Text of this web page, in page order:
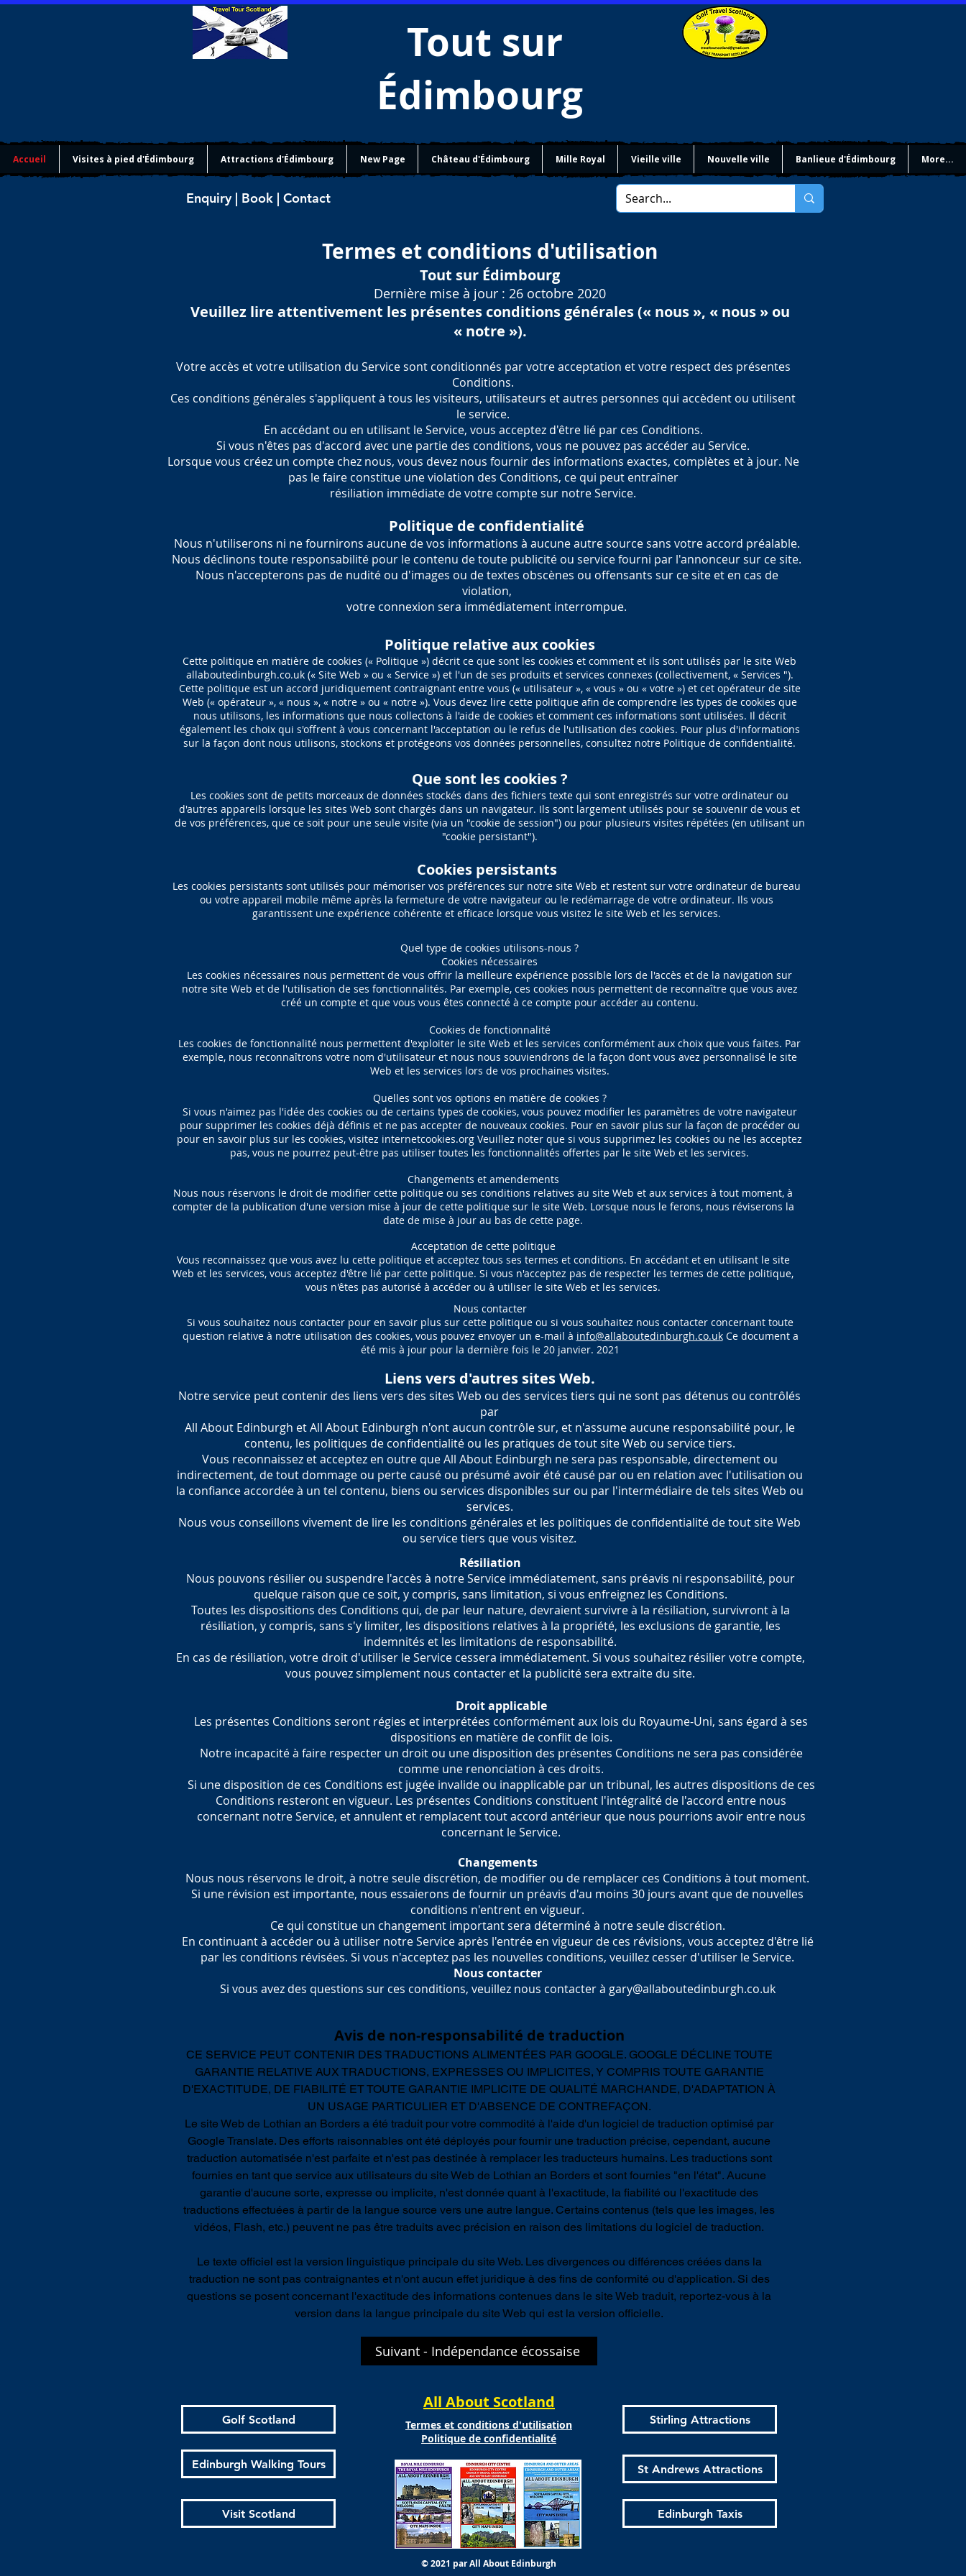
Tout sur
Édimbourg
Accueil Visites à pied d'Édimbourg Attractions d'Édimbourg New Page Château d'Édimbourg Mille Royal Vieille ville Nouvelle ville Banlieue d'Édimbourg More...
Enquiry | Book | Contact
Termes et conditions d'utilisation
Tout sur Édimbourg
Dernière mise à jour : 26 octobre 2020
Veuillez lire attentivement les présentes conditions générales (« nous », « nous » ou
« notre »).
Votre accès et votre utilisation du Service sont conditionnés par votre acceptation et votre respect des présentes
Conditions.
Ces conditions générales s'appliquent à tous les visiteurs, utilisateurs et autres personnes qui accèdent ou utilisent
le service.
En accédant ou en utilisant le Service, vous acceptez d'être lié par ces Conditions.
Si vous n'êtes pas d'accord avec une partie des conditions, vous ne pouvez pas accéder au Service.
Lorsque vous créez un compte chez nous, vous devez nous fournir des informations exactes, complètes et à jour. Ne
pas le faire constitue une violation des Conditions, ce qui peut entraîner
résiliation immédiate de votre compte sur notre Service.
Politique de confidentialité
Nous n'utiliserons ni ne fournirons aucune de vos informations à aucune autre source sans votre accord préalable.
Nous déclinons toute responsabilité pour le contenu de toute publicité ou service fourni par l'annonceur sur ce site.
Nous n'accepterons pas de nudité ou d'images ou de textes obscènes ou offensants sur ce site et en cas de
violation,
votre connexion sera immédiatement interrompue.
Politique relative aux cookies
Cette politique en matière de cookies (« Politique ») décrit ce que sont les cookies et comment et ils sont utilisés par le site Web
allaboutedinburgh.co.uk (« Site Web » ou « Service ») et l'un de ses produits et services connexes (collectivement, « Services ").
Cette politique est un accord juridiquement contraignant entre vous (« utilisateur », « vous » ou « votre ») et cet opérateur de site
Web (« opérateur », « nous », « notre » ou « notre »). Vous devez lire cette politique afin de comprendre les types de cookies que
nous utilisons, les informations que nous collectons à l'aide de cookies et comment ces informations sont utilisées. Il décrit
également les choix qui s'offrent à vous concernant l'acceptation ou le refus de l'utilisation des cookies. Pour plus d'informations
sur la façon dont nous utilisons, stockons et protégeons vos données personnelles, consultez notre Politique de confidentialité.
Que sont les cookies ?
Les cookies sont de petits morceaux de données stockés dans des fichiers texte qui sont enregistrés sur votre ordinateur ou
d'autres appareils lorsque les sites Web sont chargés dans un navigateur. Ils sont largement utilisés pour se souvenir de vous et
de vos préférences, que ce soit pour une seule visite (via un "cookie de session") ou pour plusieurs visites répétées (en utilisant un
"cookie persistant").
Cookies persistants
Les cookies persistants sont utilisés pour mémoriser vos préférences sur notre site Web et restent sur votre ordinateur de bureau
ou votre appareil mobile même après la fermeture de votre navigateur ou le redémarrage de votre ordinateur. Ils vous
garantissent une expérience cohérente et efficace lorsque vous visitez le site Web et les services.
Quel type de cookies utilisons-nous ?
Cookies nécessaires
Les cookies nécessaires nous permettent de vous offrir la meilleure expérience possible lors de l'accès et de la navigation sur
notre site Web et de l'utilisation de ses fonctionnalités. Par exemple, ces cookies nous permettent de reconnaître que vous avez
créé un compte et que vous vous êtes connecté à ce compte pour accéder au contenu.
Cookies de fonctionnalité
Les cookies de fonctionnalité nous permettent d'exploiter le site Web et les services conformément aux choix que vous faites. Par
exemple, nous reconnaîtrons votre nom d'utilisateur et nous nous souviendrons de la façon dont vous avez personnalisé le site
Web et les services lors de vos prochaines visites.
Quelles sont vos options en matière de cookies ?
Si vous n'aimez pas l'idée des cookies ou de certains types de cookies, vous pouvez modifier les paramètres de votre navigateur
pour supprimer les cookies déjà définis et ne pas accepter de nouveaux cookies. Pour en savoir plus sur la façon de procéder ou
pour en savoir plus sur les cookies, visitez internetcookies.org Veuillez noter que si vous supprimez les cookies ou ne les acceptez
pas, vous ne pourrez peut-être pas utiliser toutes les fonctionnalités offertes par le site Web et les services.
Changements et amendements
Nous nous réservons le droit de modifier cette politique ou ses conditions relatives au site Web et aux services à tout moment, à
compter de la publication d'une version mise à jour de cette politique sur le site Web. Lorsque nous le ferons, nous réviserons la
date de mise à jour au bas de cette page.
Acceptation de cette politique
Vous reconnaissez que vous avez lu cette politique et acceptez tous ses termes et conditions. En accédant et en utilisant le site
Web et les services, vous acceptez d'être lié par cette politique. Si vous n'acceptez pas de respecter les termes de cette politique,
vous n'êtes pas autorisé à accéder ou à utiliser le site Web et les services.
Nous contacter
Si vous souhaitez nous contacter pour en savoir plus sur cette politique ou si vous souhaitez nous contacter concernant toute
question relative à notre utilisation des cookies, vous pouvez envoyer un e-mail à info@allaboutedinburgh.co.ukCe document a
été mis à jour pour la dernière fois le 20 janvier. 2021
Liens vers d'autres sites Web.
Notre service peut contenir des liens vers des sites Web ou des services tiers qui ne sont pas détenus ou contrôlés
par
All About Edinburgh et All About Edinburgh n'ont aucun contrôle sur, et n'assume aucune responsabilité pour, le
contenu, les politiques de confidentialité ou les pratiques de tout site Web ou service tiers.
Vous reconnaissez et acceptez en outre que All About Edinburgh ne sera pas responsable, directement ou
indirectement, de tout dommage ou perte causé ou présumé avoir été causé par ou en relation avec l'utilisation ou
la confiance accordée à un tel contenu, biens ou services disponibles sur ou par l'intermédiaire de tels sites Web ou
services.
Nous vous conseillons vivement de lire les conditions générales et les politiques de confidentialité de tout site Web
ou service tiers que vous visitez.
Résiliation
Nous pouvons résilier ou suspendre l'accès à notre Service immédiatement, sans préavis ni responsabilité, pour
quelque raison que ce soit, y compris, sans limitation, si vous enfreignez les Conditions.
Toutes les dispositions des Conditions qui, de par leur nature, devraient survivre à la résiliation, survivront à la
résiliation, y compris, sans s'y limiter, les dispositions relatives à la propriété, les exclusions de garantie, les
indemnités et les limitations de responsabilité.
En cas de résiliation, votre droit d'utiliser le Service cessera immédiatement. Si vous souhaitez résilier votre compte,
vous pouvez simplement nous contacter et la publicité sera extraite du site.
Droit applicable
Les présentes Conditions seront régies et interprétées conformément aux lois du Royaume-Uni, sans égard à ses
dispositions en matière de conflit de lois.
Notre incapacité à faire respecter un droit ou une disposition des présentes Conditions ne sera pas considérée
comme une renonciation à ces droits.
Si une disposition de ces Conditions est jugée invalide ou inapplicable par un tribunal, les autres dispositions de ces
Conditions resteront en vigueur. Les présentes Conditions constituent l'intégralité de l'accord entre nous
concernant notre Service, et annulent et remplacent tout accord antérieur que nous pourrions avoir entre nous
concernant le Service.
Changements
Nous nous réservons le droit, à notre seule discrétion, de modifier ou de remplacer ces Conditions à tout moment.
Si une révision est importante, nous essaierons de fournir un préavis d'au moins 30 jours avant que de nouvelles
conditions n'entrent en vigueur.
Ce qui constitue un changement important sera déterminé à notre seule discrétion.
En continuant à accéder ou à utiliser notre Service après l'entrée en vigueur de ces révisions, vous acceptez d'être lié
par les conditions révisées. Si vous n'acceptez pas les nouvelles conditions, veuillez cesser d'utiliser le Service.
Nous contacter
Si vous avez des questions sur ces conditions, veuillez nous contacter à gary@allaboutedinburgh.co.uk
Avis de non-responsabilité de traduction
CE SERVICE PEUT CONTENIR DES TRADUCTIONS ALIMENTÉES PAR GOOGLE. GOOGLE DÉCLINE TOUTE
GARANTIE RELATIVE AUX TRADUCTIONS, EXPRESSES OU IMPLICITES, Y COMPRIS TOUTE GARANTIE
D'EXACTITUDE, DE FIABILITÉ ET TOUTE GARANTIE IMPLICITE DE QUALITÉ MARCHANDE, D'ADAPTATION À
UN USAGE PARTICULIER ET D'ABSENCE DE CONTREFAÇON.
Le site Web de Lothian an Borders a été traduit pour votre commodité à l'aide d'un logiciel de traduction optimisé par
Google Translate. Des efforts raisonnables ont été déployés pour fournir une traduction précise, cependant, aucune
traduction automatisée n'est parfaite et n'est pas destinée à remplacer les traducteurs humains. Les traductions sont
fournies en tant que service aux utilisateurs du site Web de Lothian an Borders et sont fournies "en l'état". Aucune
garantie d'aucune sorte, expresse ou implicite, n'est donnée quant à l'exactitude, la fiabilité ou l'exactitude des
traductions effectuées à partir de la langue source vers une autre langue. Certains contenus (tels que les images, les
vidéos, Flash, etc.) peuvent ne pas être traduits avec précision en raison des limitations du logiciel de traduction.
Le texte officiel est la version linguistique principale du site Web. Les divergences ou différences créées dans la
traduction ne sont pas contraignantes et n'ont aucun effet juridique à des fins de conformité ou d'application. Si des
questions se posent concernant l'exactitude des informations contenues dans le site Web traduit, reportez-vous à la
version dans la langue principale du site Web qui est la version officielle.
Suivant - Indépendance écossaise
Golf Scotland
Edinburgh Walking Tours
Visit Scotland
All About Scotland
Termes et conditions d'utilisation
Politique de confidentialité
Stirling Attractions
St Andrews Attractions
Edinburgh Taxis
© 2021 par All About Edinburgh